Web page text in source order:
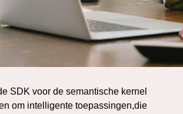
SDK voor de semantische kernel
om intelligente toepassingen,die